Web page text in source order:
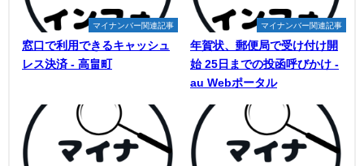
マイナンバー関連記事
窓口で利用できるキャッシュ
レス決済 - 高畠町
マイナンバー関連記事
年賀状、郵便局で受け付け開
始 25日までの投函呼びかけ -
au Webポータル